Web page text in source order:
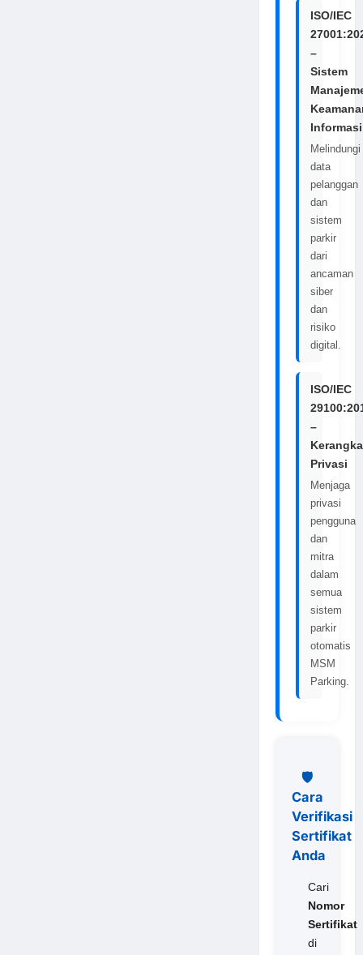
ISO/IEC
–
Sistem
Informasi
Melindungi
data
pelanggan
dan
sistem
parkir
dari
ancaman
siber
dan
risiko
digital.
ISO/IEC
–
Kerangka
Privasi
Menjaga
privasi
pengguna
dan
mitra
dalam
semua
sistem
parkir
otomatis
MSM
Parking.
🛡️
Cara
Verifikasi
Sertifikat
Anda
Cari
Nomor
Sertifikat
di